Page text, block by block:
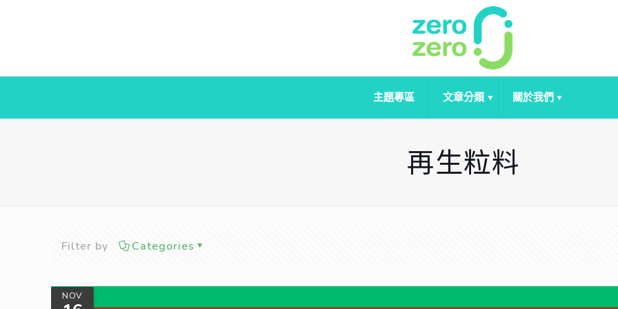
主題專區 文章分類 關於我們
再生粒料
Filter by Categories
NOV